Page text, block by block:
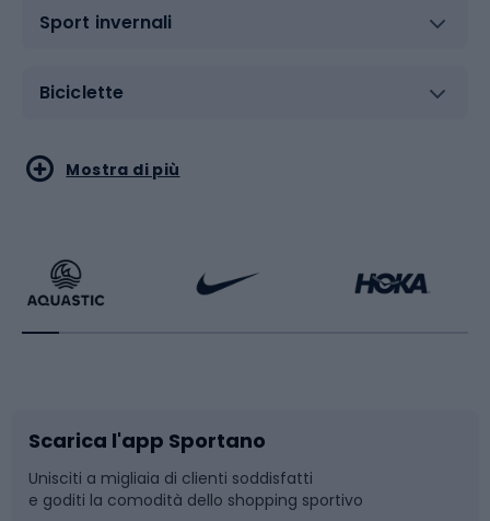
Sport invernali
Biciclette
Sport acquatici
Bikepacking
Bushcraft
Corsa
Sport di arti marziali
Sport con le racchette
Slitte e slittini
Snowboard
Mostra di più
Scarica l'app Sportano
Unisciti a migliaia di clienti soddisfatti
e goditi la comodità dello shopping sportivo